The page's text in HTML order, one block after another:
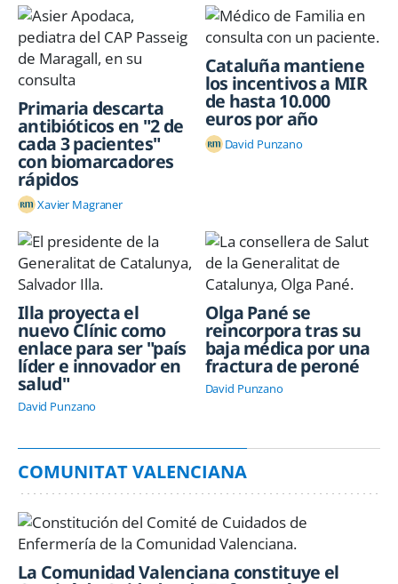
Primaria descarta
antibióticos en "2 de
cada 3 pacientes"
con biomarcadores
rápidos
Xavier Magraner
Cataluña mantiene
los incentivos a MIR
de hasta 10.000
euros por año
David Punzano
Illa proyecta el
nuevo Clínic como
enlace para ser "país
líder e innovador en
salud"
David Punzano
Olga Pané se
reincorpora tras su
baja médica por una
fractura de peroné
David Punzano
COMUNITAT VALENCIANA
La Comunidad Valenciana constituye el